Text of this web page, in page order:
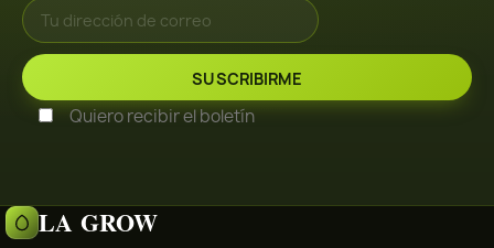
Quiero recibir el boletín
LA GROW